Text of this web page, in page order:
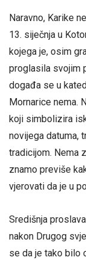
Naravno, Karike
13. siječnja u
kojega je, osim
proglasila svojim
događa se u
Mornarice nema.
koji simbolizira
novijega datuma,
tradicijom. Nema
znamo previše
vjerovati da je u
Središnja
nakon Drugog
se da je tako bilo